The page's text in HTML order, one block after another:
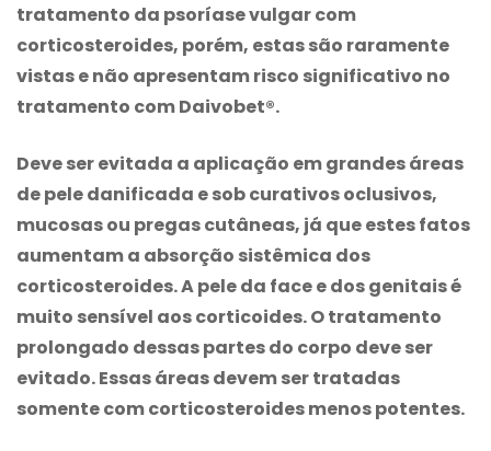
tratamento da psoríase vulgar com
corticosteroides, porém, estas são raramente
vistas e não apresentam risco significativo no
tratamento com Daivobet®.
Deve ser evitada a aplicação em grandes áreas
de pele danificada e sob curativos oclusivos,
mucosas ou pregas cutâneas, já que estes fatos
aumentam a absorção sistêmica dos
corticosteroides. A pele da face e dos genitais é
muito sensível aos corticoides. O tratamento
prolongado dessas partes do corpo deve ser
evitado. Essas áreas devem ser tratadas
somente com corticosteroides menos potentes.